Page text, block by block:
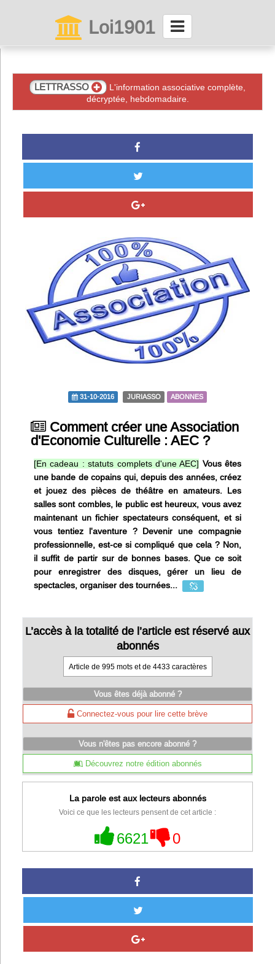
Loi1901
Connexion
Partager
VieAsso
Infos
Divers
Abo Lettrasso
Nous contacter
LETTRASSO
L'information associative complète,
décryptée, hebdomadaire.
31-10-2016 JURIASSO ABONNES
Comment créer une Association
d'Economie Culturelle : AEC ?
[En cadeau : statuts complets d'une AEC] Vous êtes
une bande de copains qui, depuis des années, créez
et jouez des pièces de théâtre en amateurs. Les
salles sont combles, le public est heureux, vous avez
maintenant un fichier spectateurs conséquent, et si
vous tentiez l'aventure ? Devenir une compagnie
professionnelle, est-ce si compliqué que cela ? Non,
il suffit de partir sur de bonnes bases. Que ce soit
pour enregistrer des disques, gérer un lieu de
spectacles, organiser des tournées...
L’accès à la totalité de l’article est réservé aux
abonnés
Article de 995 mots et de 4433 caractères
Vous êtes déjà abonné ?
Connectez-vous pour lire cette brève
Vous n'êtes pas encore abonné ?
Découvrez notre édition abonnés
La parole est aux lecteurs abonnés
Voici ce que les lecteurs pensent de cet article :
6621 0